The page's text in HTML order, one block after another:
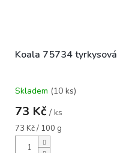
Koala 75734 tyrkysová
Skladem (10 ks)
73 Kč / ks
Měrná
cena:
73 Kč / 100 g